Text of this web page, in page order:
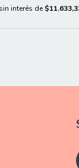
interés de